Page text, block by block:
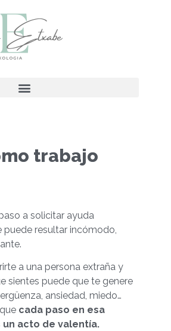
trabajo
a solicitar ayuda
resultar incómodo,
a una persona extraña y
sientes puede que te genere
ansiedad, miedo…
cada paso en esa
acto de valentía.